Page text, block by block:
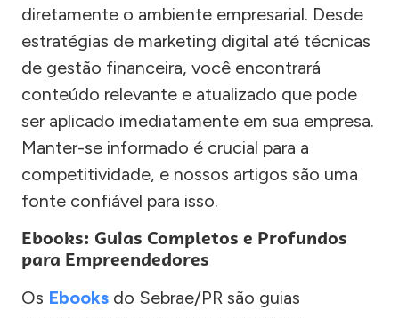
diretamente o ambiente empresarial. Desde
estratégias de marketing digital até técnicas
de gestão financeira, você encontrará
conteúdo relevante e atualizado que pode
ser aplicado imediatamente em sua empresa.
Manter-se informado é crucial para a
competitividade, e nossos artigos são uma
fonte confiável para isso.
Ebooks: Guias Completos e Profundos
para Empreendedores
Os Ebooks do Sebrae/PR são guias